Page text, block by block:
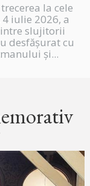
la cele
iulie 2026, a
slujitorii
desfășurat cu
și...